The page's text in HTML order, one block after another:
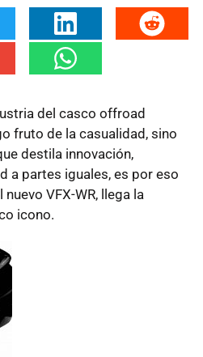
del casco offroad
fruto de la casualidad, sino
destila innovación,
a partes iguales, es por eso
VFX-WR, llega la
icono.